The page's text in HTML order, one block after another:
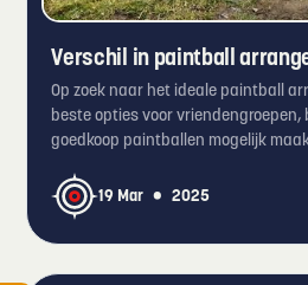
Verschil in paintball
Op zoek naar het ideale paintball
beste opties voor vriendengroepen,
goedkoop paintballen mogelijk
19 Mar • 2025